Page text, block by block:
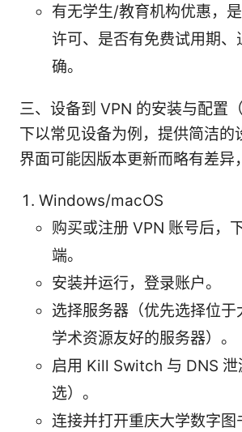
有无学生/教育机构优惠，
许可、是否有免费试用期、
确。
三、设备到 VPN 的安装与配置
下以常见设备为例，提供简洁的
界面可能因版本更新而略有差异
Windows/macOS
购买或注册 VPN 账号后，
端。
安装并运行，登录账户。
选择服务器（优先选择位于
学术资源友好的服务器）。
启用 Kill Switch 与 DNS 泄
选）。
连接并打开重庆大学数字图